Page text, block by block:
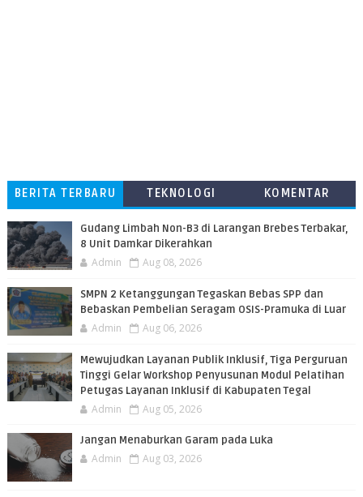
BERITA TERBARU TEKNOLOGI
KOMENTAR
​Gudang Limbah Non-B3 di Larangan Brebes Terbakar,
8 Unit Damkar Dikerahkan
Admin Aug 08, 2026
SMPN 2 Ketanggungan Tegaskan Bebas SPP dan
Bebaskan Pembelian Seragam OSIS-Pramuka di Luar
Admin Aug 06, 2026
​Mewujudkan Layanan Publik Inklusif, Tiga Perguruan
Tinggi Gelar Workshop Penyusunan Modul Pelatihan
Petugas Layanan Inklusif di Kabupaten Tegal
Admin Aug 05, 2026
Jangan Menaburkan Garam pada Luka
Admin Aug 03, 2026